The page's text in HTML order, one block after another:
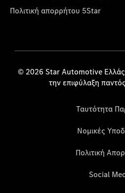
Πολιτική απορρήτου 5Star
© 2026 Star Automotive
την επιφύλαξη
Ταυτότητα
Νομικές
Πολιτική
Social